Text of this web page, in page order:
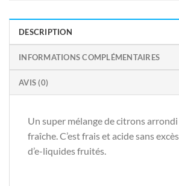
DESCRIPTION
INFORMATIONS COMPLÉMENTAIRES
AVIS (0)
Un super mélange de citrons
fraîche. C’est frais et acide sans
d’e-liquides fruités.